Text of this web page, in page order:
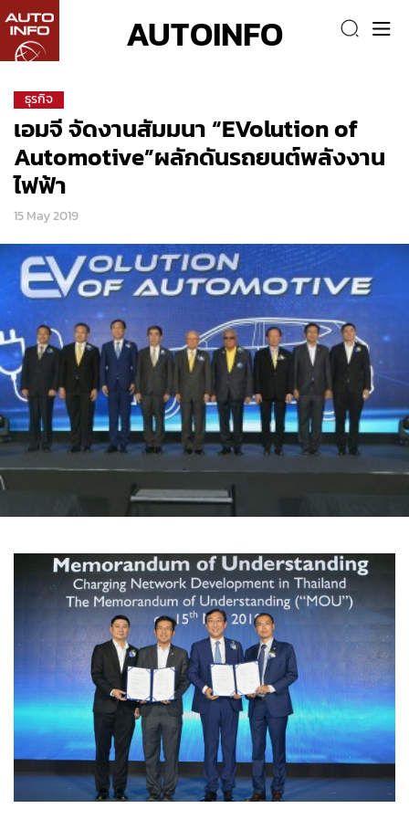
AUTOINFO
ธุรกิจ
เอมจี จัดงานสัมมนา “EVolution of
Automotive”ผลักดันรถยนต์พลังงาน
ไฟฟ้า
15 May 2019